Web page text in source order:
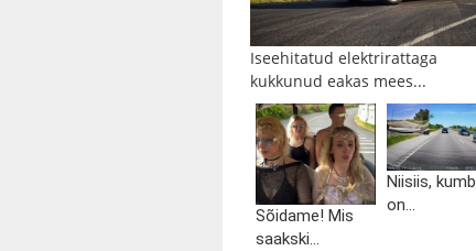
Iseehitatud elektrirattaga
kukkunud eakas mees...
Sõidame! Mis
saakski...
Niisiis, kumb
on...